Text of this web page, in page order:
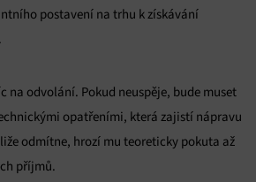
postavení na trhu k získávání
na odvolání. Pokud neuspěje, bude muset
opatřeními, která zajistí nápravu
odmítne, hrozí mu teoreticky pokuta až
příjmů.